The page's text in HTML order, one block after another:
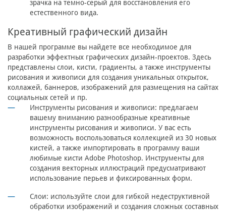
зрачка на темно-серый для восстановления его
естественного вида.
Креативный графический дизайн
В нашей программе вы найдете все необходимое для
разработки эффектных графических дизайн-проектов. Здесь
представлены слои, кисти, градиенты, а также инструменты
рисования и живописи для создания уникальных открыток,
коллажей, баннеров, изображений для размещения на сайтах
социальных сетей и пр.
Инструменты рисования и живописи: предлагаем
вашему вниманию разнообразные креативные
инструменты рисования и живописи. У вас есть
возможность воспользоваться коллекцией из 30 новых
кистей, а также импортировать в программу ваши
любимые кисти Adobe Photoshop. Инструменты для
создания векторных иллюстраций предусматривают
использование перьев и фиксированных форм.
Слои: используйте слои для гибкой недеструктивной
обработки изображений и создания сложных составных